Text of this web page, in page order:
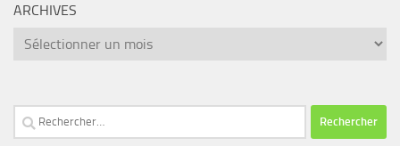
ARCHIVES
Archives
Rechercher :